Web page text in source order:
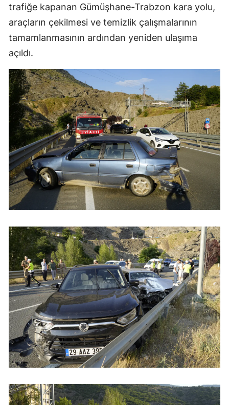
Samsun
Siirt
Sivas
Tekirdağ
Tokat
Trabzon
Tunceli
Şanlıurfa
Uşak
Van
Yozgat
Zonguldak
Aksaray
Bayburt
Karaman
Kırıkkale
Şırnak
trafiğe kapanan Gümüşhane-Trabzon kara yolu,
araçların çekilmesi ve temizlik çalışmalarının
tamamlanmasının ardından yeniden ulaşıma
açıldı.